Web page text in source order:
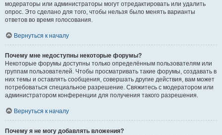
модераторы или администраторы могут отредактировать или удалить
опрос. Это сделано для того, чтобы нельзя было менять варианты
ответов во время голосования.
Вернуться к началу
Почему мне недоступны некоторые форумы?
Некоторые форумы доступны только определённым пользователям или
группам пользователей. Чтобы просматривать такие форумы, создавать в
них темы и оставлять сообщения, совершать другие действия, вам может
потребоваться специальное разрешение. Свяжитесь с модератором или
администратором конференции для получения такого разрешения.
Вернуться к началу
Почему я не могу добавлять вложения?